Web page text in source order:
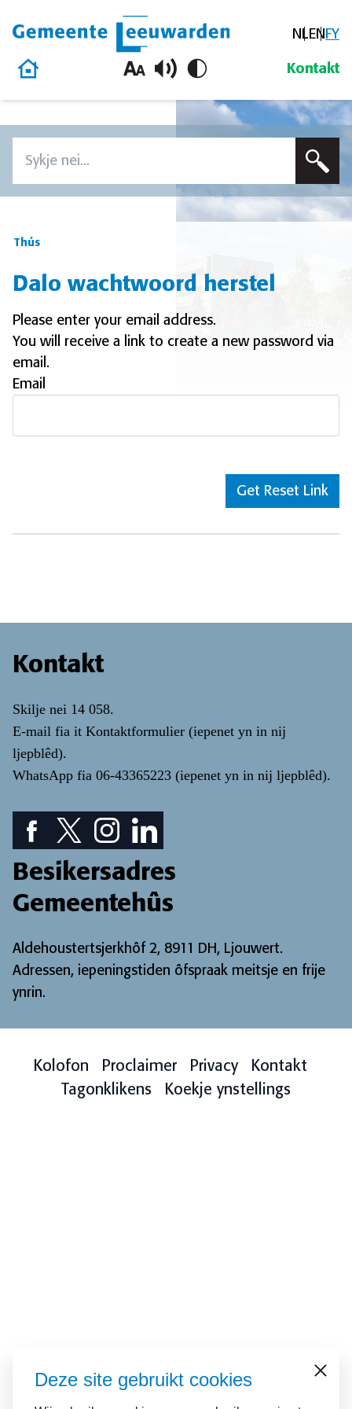
Gemeente Leeuwarden NLENFY
Thús
Kontakt
Thús
Dalo wachtwoord herstel
Please enter your email address.
You will receive a link to create a new password via
email.
Email
Kontakt
Skilje nei 14 058.
E-mail fia it Kontaktformulier (iepenet yn in nij
ljepblêd).
WhatsApp fia 06-43365223 (iepenet yn in nij ljepblêd).
Facebook piktogram: sjoch ús Facebook pagina
Twitter piktogram: sjoch ús Twitter pagina
Instagram ikoan: Besjoch ús Instagram
LinkedIn ikoan: besjoch ús LinkedIn
Besikersadres
Gemeentehûs
Aldehoustertsjerkhôf 2, 8911 DH, Ljouwert.
Adressen, iepeningstiden ôfspraak meitsje en frije
ynrin.
Kolofon Proclaimer Privacy
Kontakt
Tagonklikens
Koekje ynstellings
Deze site gebruikt cookies Sluiten